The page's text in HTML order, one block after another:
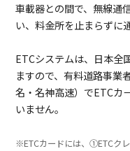
車載器との間で、無線通
い、料金所を止まらずに
ETCシステムは、日本全
ますので、有料道路事業
名・名神高速）でETCカ
いません。
※ETCカードには、①ETCク